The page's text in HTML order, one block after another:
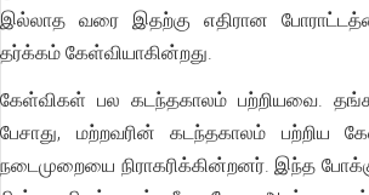
இல்லாத வரை இதற்கு எதிரான
தர்க்கம் கேள்வியாகின்றது.
கேள்விகள் பல கடந்தகாலம் பற்றியவை.
பேசாது, மற்றவரின் கடந்தகாலம் பற்றிய
நடைமுறையை நிராகரிக்கின்றனர். இந்த